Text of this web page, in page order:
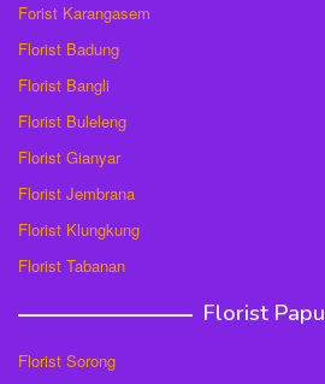
Forist Karangasem
Florist Badung
Florist Bangli
Florist Buleleng
Florist Gianyar
Florist Jembrana
Florist Klungkung
Florist Tabanan
Florist
Florist Sorong